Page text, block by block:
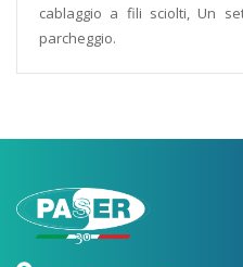
cablaggio a fili sciolti, Un
parcheggio.